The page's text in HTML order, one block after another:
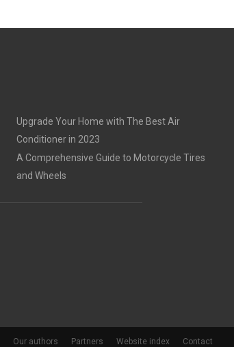
Upgrade Your Home with The Best Air
Conditioner in 2023
A Comprehensive Guide to Motorcycle Tires
and Wheels
Our authors Partners Website index Contact